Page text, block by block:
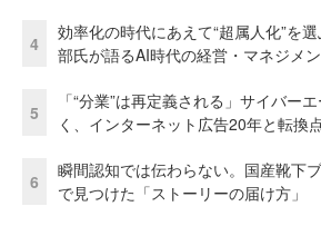
4
効率化の時代にあえて“超属人化”を
部氏が語るAI時代の経営・マネジメ
5
「“分業”は再定義される」サイバー
く、インターネット広告20年と転換
6
瞬間認知では伝わらない。国産靴下
で見つけた「ストーリーの届け方」